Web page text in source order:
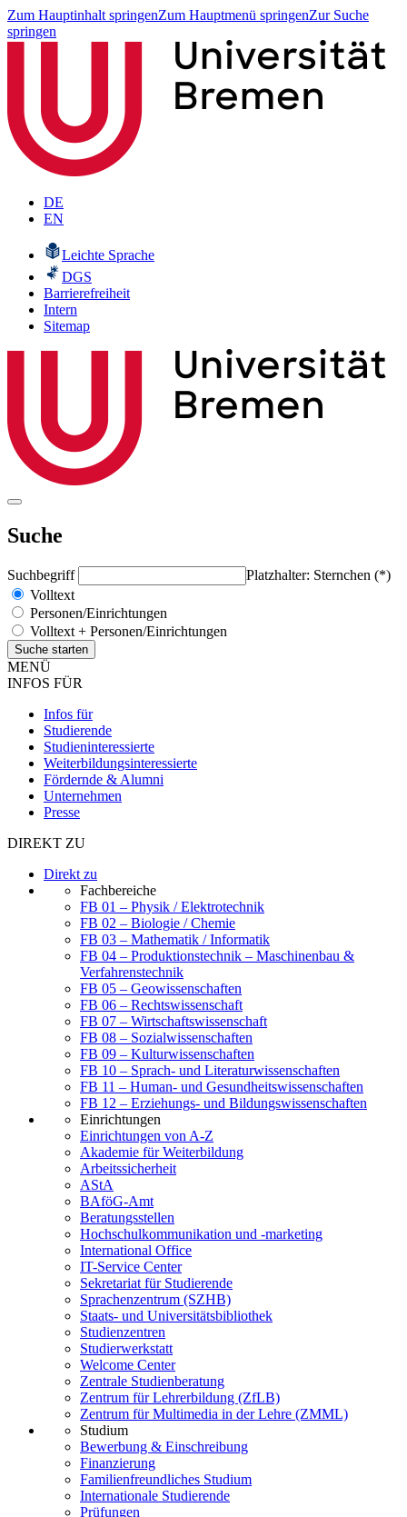
Zum Hauptinhalt springenZum Hauptmenü springenZur Suche
springen
DE
EN
Leichte Sprache
DGS
Barrierefreiheit
Intern
Sitemap
Suche
Suchbegriff
Platzhalter: Sternchen (*)
Volltext
Personen/Einrichtungen
Volltext + Personen/Einrichtungen
MENÜ
INFOS FÜR
Infos für
Studierende
Studieninteressierte
Weiterbildungsinteressierte
Fördernde & Alumni
Unternehmen
Presse
DIREKT ZU
Direkt zu
Fachbereiche
FB 01 – Physik / Elektrotechnik
FB 02 – Biologie / Chemie
FB 03 – Mathematik / Informatik
FB 04 – Produktionstechnik – Maschinenbau &
Verfahrenstechnik
FB 05 – Geowissenschaften
FB 06 – Rechtswissenschaft
FB 07 – Wirtschaftswissenschaft
FB 08 – Sozialwissenschaften
FB 09 – Kulturwissenschaften
FB 10 – Sprach- und Literaturwissenschaften
FB 11 – Human- und Gesundheitswissenschaften
FB 12 – Erziehungs- und Bildungswissenschaften
Einrichtungen
Einrichtungen von A-Z
Akademie für Weiterbildung
Arbeitssicherheit
AStA
BAföG-Amt
Beratungsstellen
Hochschulkommunikation und -marketing
International Office
IT-Service Center
Sekretariat für Studierende
Sprachenzentrum (SZHB)
Staats- und Universitätsbibliothek
Studienzentren
Studierwerkstatt
Welcome Center
Zentrale Studienberatung
Zentrum für Lehrerbildung (ZfLB)
Zentrum für Multimedia in der Lehre (ZMML)
Studium
Bewerbung & Einschreibung
Finanzierung
Familienfreundliches Studium
Internationale Studierende
Prüfungen